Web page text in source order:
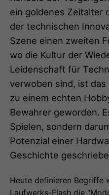
ein goldenes Zeitalter
der technischen
Szene einen zweiten
wo die Kultur der
Leidenschaft für
verwoben sind, ist
zu einem echten
Bewahrer geworden.
Spielen, sondern
Potenzial einer
Geschichte
Heute definieren Begriffe
Laufwerks-Flash die